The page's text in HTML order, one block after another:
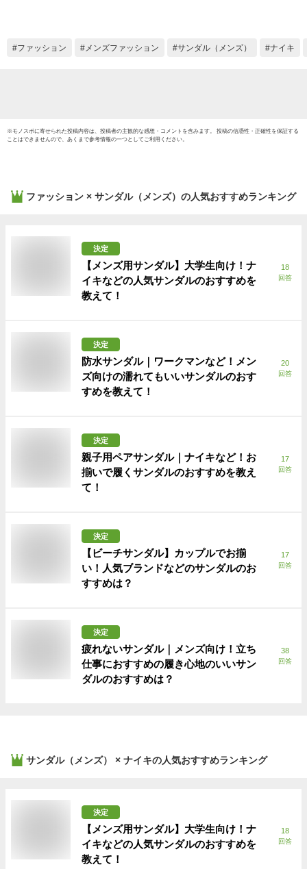
んこ
ファッション メンズファッション サンダル（メンズ） ナイキ
※モノスポに寄せられた投稿内容は、投稿者の主観的な感想・コメントを含みます。 投稿の信憑性・正確性を保証する
ことはできませんので、あくまで参考情報の一つとしてご利用ください。
ファッション × サンダル（メンズ） の人気おすすめランキング
決定
【メンズ用サンダル】大学生向け！ナ
イキなどの人気サンダルのおすすめを
教えて！
18
回答
決定
防水サンダル｜ワークマンなど！メン
ズ向けの濡れてもいいサンダルのおす
すめを教えて！
20
回答
決定
親子用ペアサンダル｜ナイキなど！お
揃いで履くサンダルのおすすめを教え
て！
17
回答
決定
【ビーチサンダル】カップルでお揃
い！人気ブランドなどのサンダルのお
すすめは？
17
回答
決定
疲れないサンダル｜メンズ向け！立ち
仕事におすすめの履き心地のいいサン
ダルのおすすめは？
38
回答
サンダル（メンズ） × ナイキの人気おすすめランキング
決定
【メンズ用サンダル】大学生向け！ナ
イキなどの人気サンダルのおすすめを
教えて！
18
回答